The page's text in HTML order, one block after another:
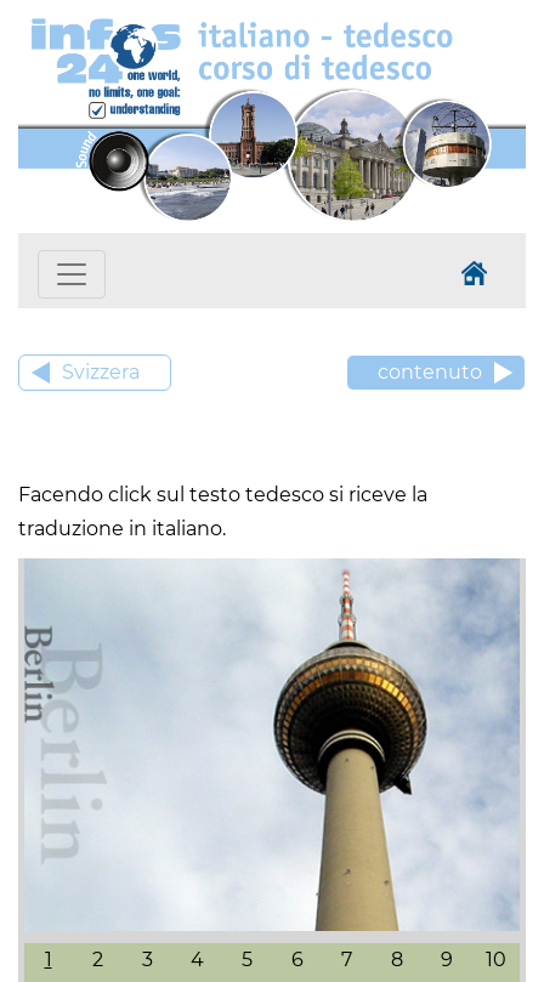
Svizzera contenuto
Facendo click sul testo tedesco si riceve la
traduzione in italiano.
1 2 3 4 5 6 7 8 9
10